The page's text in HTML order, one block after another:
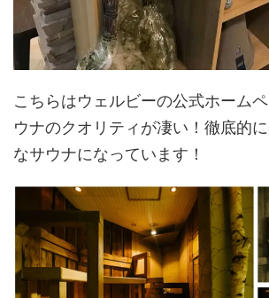
こちらはウェルビーの公式ホーム
ウナのクオリティが凄い！徹底的
なサウナになっています！